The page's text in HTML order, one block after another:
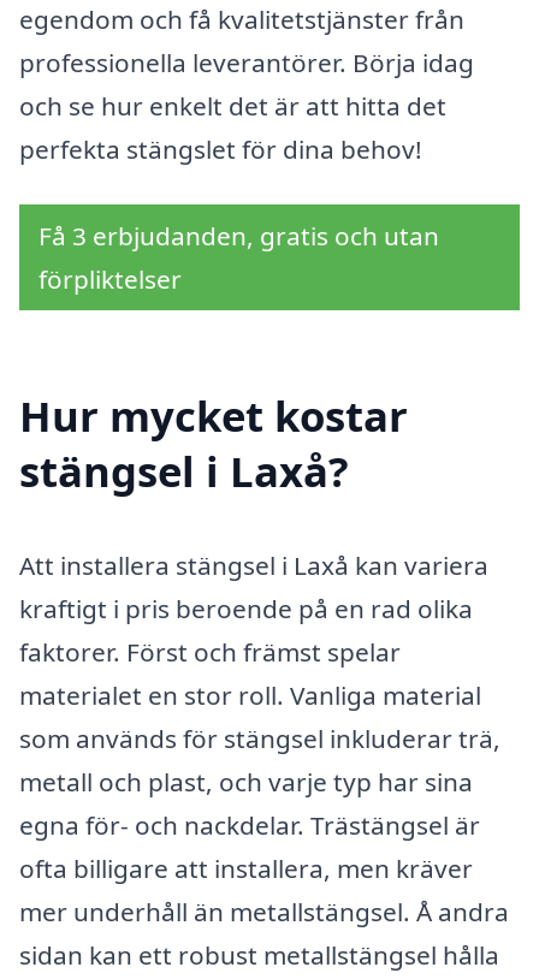
egendom och få kvalitetstjänster från
professionella leverantörer. Börja idag
och se hur enkelt det är att hitta det
perfekta stängslet för dina behov!
Få 3 erbjudanden, gratis och utan
förpliktelser
Hur mycket kostar
stängsel i Laxå?
Att installera stängsel i Laxå kan variera
kraftigt i pris beroende på en rad olika
faktorer. Först och främst spelar
materialet en stor roll. Vanliga material
som används för stängsel inkluderar trä,
metall och plast, och varje typ har sina
egna för- och nackdelar. Trästängsel är
ofta billigare att installera, men kräver
mer underhåll än metallstängsel. Å andra
sidan kan ett robust metallstängsel hålla